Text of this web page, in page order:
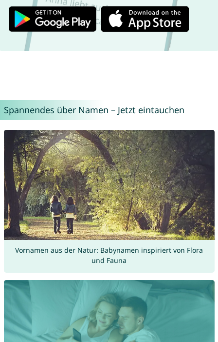
Spannendes über Namen – Jetzt eintauchen
Vornamen aus der Natur: Babynamen inspiriert von Flora
und Fauna